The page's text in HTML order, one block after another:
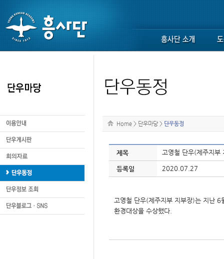
Home > 단우마당 > 단우동정
제목 고영철 단우(제주지부
등록일 2020.07.27
고영철 단우(제주지부 지부장)는 지난 6
환경대상을 수상했다.